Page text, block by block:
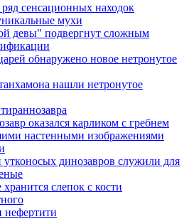
сенсационных находок
мухи
девы" подвергнут сложным
обнаружено новое нетронутое
нашли нетронутое
оказался карликом с гребнем
настенными изображениями
динозавров служили для
слепок с кости